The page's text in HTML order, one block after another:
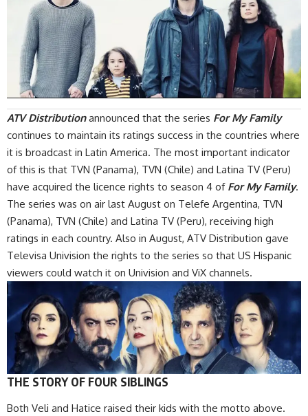
ATV Distributionannounced that the series For My Family
continues to maintain its ratings success in the countries where
it is broadcast in Latin America. The most important indicator
of this is that TVN (Panama), TVN (Chile) and Latina TV (Peru)
have acquired the licence rights to season 4 of For My Family.
The series was on air last August on Telefe Argentina, TVN
(Panama), TVN (Chile) and Latina TV (Peru), receiving high
ratings in each country. Also in August, ATV Distribution gave
Televisa Univision the rights to the series so that US Hispanic
viewers could watch it on Univision and ViX channels.
THE STORY OF FOUR SIBLINGS
Both Veli and Hatice raised their kids with the motto above.